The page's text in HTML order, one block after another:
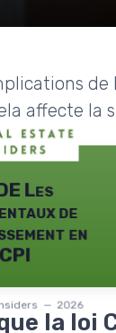
affecte la
Les
de
en
— 2026
la loi